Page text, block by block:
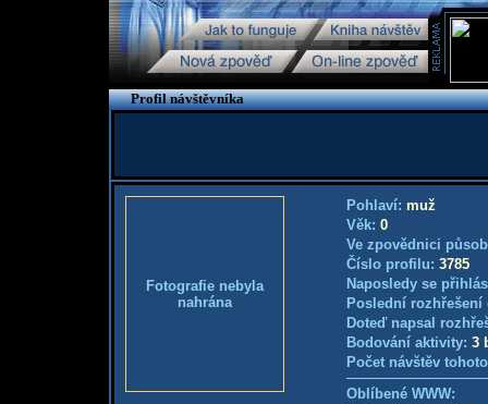
Profil návštěvníka
Fotografie nebyla
nahrána
Pohlaví: muž
Věk: 0
Ve zpovědnici
Číslo profilu: 3785
Naposledy se
Poslední
Doteď napsal
Bodování aktivity: 3
Počet návštěv
Oblíbené WWW: